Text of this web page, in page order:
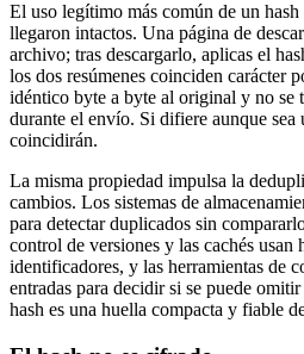
El uso legítimo más común de un
llegaron intactos. Una página de
archivo; tras descargarlo, aplicas el
los dos resúmenes coinciden carácter
idéntico byte a byte al original y no se
durante el envío. Si difiere aunque sea
coincidirán.
La misma propiedad impulsa la
cambios. Los sistemas de
para detectar duplicados sin
control de versiones y las cachés usan
identificadores, y las herramientas de
entradas para decidir si se puede
hash es una huella compacta y fiable